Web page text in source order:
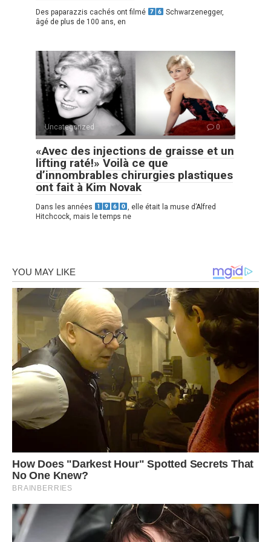
Des paparazzis cachés ont filmé
Schwarzenegger,
âgé de plus de 100 ans, en
Uncategorized 0
«Avec des injections de graisse et un
lifting raté!» Voilà ce que
d’innombrables chirurgies plastiques
ont fait à Kim Novak
Dans les années
, elle était la muse d’Alfred
Hitchcock, mais le temps ne